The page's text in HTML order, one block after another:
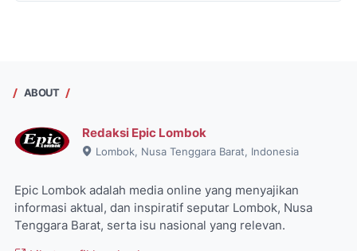
ABOUT
Redaksi Epic Lombok
Lombok, Nusa Tenggara Barat, Indonesia
Epic Lombok adalah media online yang menyajikan
informasi aktual, dan inspiratif seputar Lombok, Nusa
Tenggara Barat, serta isu nasional yang relevan.